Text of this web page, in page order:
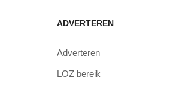
ADVERTEREN
Adverteren
LOZ bereik